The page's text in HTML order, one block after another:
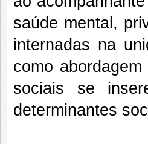
saúde mental,
internadas na
como
sociais se
determinantes